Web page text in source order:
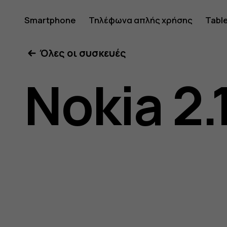
Οδηγίες
χρήσης
Nokia
Smartphone Τηλέφωνα απλής χρήσης
Όλες οι συσκευές
Nokia